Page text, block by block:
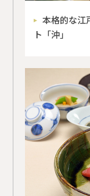
本格的な江
ト「沖」